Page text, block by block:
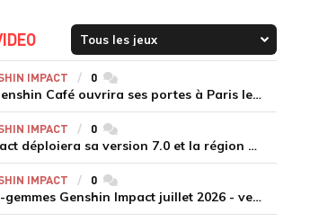
IMPACT 0commentaires
Le premier Genshin Café ouvrira ses portes à Paris le 14 août
IMPACT 0commentaires
Genshin Impact déploiera sa version 7.0 et la région de Snezhnaya le 12 août
IMPACT 0commentaires
Codes primo-gemmes Genshin Impact juillet 2026 - version 7.0